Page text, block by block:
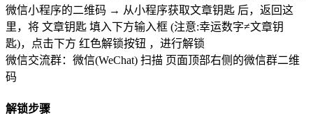
微信小程序的二维码 → 从小程序获取文章钥匙 后，返回这
里，将 文章钥匙 填入下方输入框 (注意:幸运数字≠文章钥
匙)，点击下方 红色解锁按钮 ，进行解锁
微信交流群：微信(WeChat) 扫描 页面顶部右侧的微信群二维
码
解锁步骤